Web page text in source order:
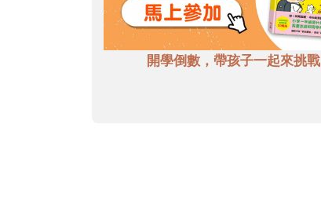
開學倒數，帶孩子一起來挑戰